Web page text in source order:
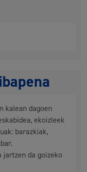
kalean dagoen
ekoizleek
barazkiak,
jartzen da goizeko